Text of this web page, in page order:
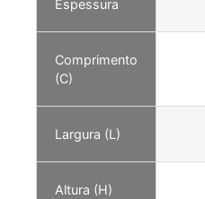
Espessura
Comprimento
(C)
Largura (L)
Altura (H)